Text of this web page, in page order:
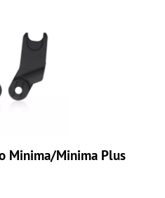
Minima/Minima Plus